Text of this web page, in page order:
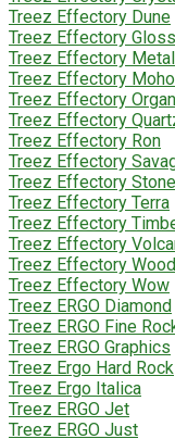
Treez Effectory Dune
Treez Effectory Gloss
Treez Effectory Metal
Treez Effectory Moho
Treez Effectory
Treez Effectory
Treez Effectory Ron
Treez Effectory
Treez Effectory Stone
Treez Effectory Terra
Treez Effectory
Treez Effectory
Treez Effectory Wood
Treez Effectory Wow
Treez ERGO Diamond
Treez ERGO Fine
Treez ERGO Graphics
Treez Ergo Hard Rock
Treez Ergo Italica
Treez ERGO Jet
Treez ERGO Just